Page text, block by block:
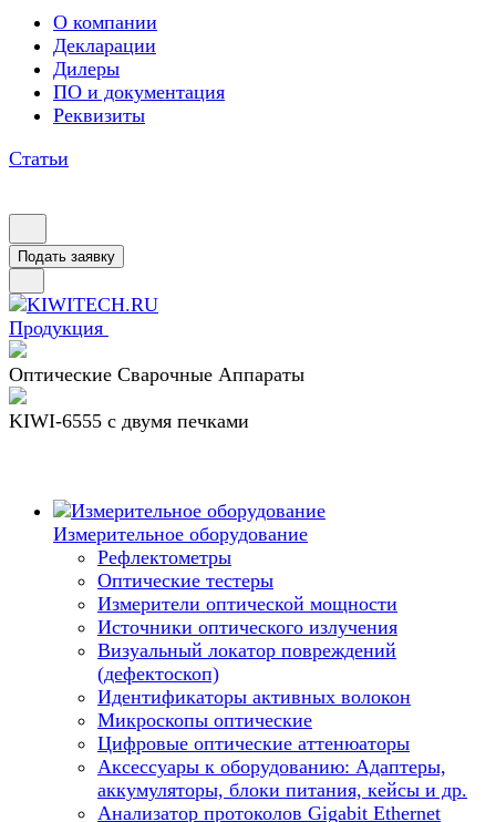
О компании
Декларации
Дилеры
ПО и документация
Реквизиты
Статьи
Подать заявку
Продукция
Оптические Сварочные Аппараты
KIWI-6555 c двумя печками
Измерительное оборудование
Рефлектометры
Оптические тестеры
Измерители оптической мощности
Источники оптического излучения
Визуальный локатор повреждений
(дефектоскоп)
Идентификаторы активных волокон
Микроскопы оптические
Цифровые оптические аттенюаторы
Аксессуары к оборудованию: Адаптеры,
аккумуляторы, блоки питания, кейсы и др.
Анализатор протоколов Gigabit Ethernet